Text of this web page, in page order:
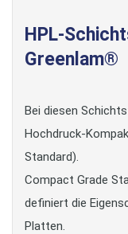
HPL-
Greenlam®
Bei diesen
Hochdruck-
Standard).
Compact Grade
definiert die
Platten.